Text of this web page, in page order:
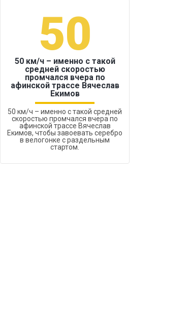
50
50 км/ч – именно с такой
средней скоростью
промчался вчера по
афинской трассе Вячеслав
Екимов
50 км/ч – именно с такой средней
скоростью промчался вчера по
афинской трассе Вячеслав
Екимов, чтобы завоевать серебро
в велогонке с раздельным
стартом.